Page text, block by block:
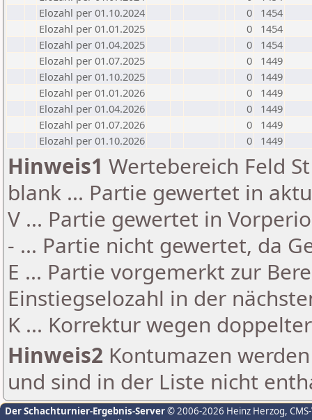
Elozahl per 01.10.2024
0
1454
Elozahl per 01.01.2025
0
1454
Elozahl per 01.04.2025
0
1454
Elozahl per 01.07.2025
0
1449
Elozahl per 01.10.2025
0
1449
Elozahl per 01.01.2026
0
1449
Elozahl per 01.04.2026
0
1449
Elozahl per 01.07.2026
0
1449
Elozahl per 01.10.2026
0 1449
Hinweis1 Wertebereich Feld
blank ... Partie gewertet in
V ... Partie gewertet in
- ... Partie nicht gewertet, da
E ... Partie vorgemerkt zur
Einstiegselozahl in der
K ... Korrektur wegen
Hinweis2 Kontumazen
und sind in der Liste nicht
Der Schachturnier-Ergebnis-Server© 2006-2026 Heinz Herzog,